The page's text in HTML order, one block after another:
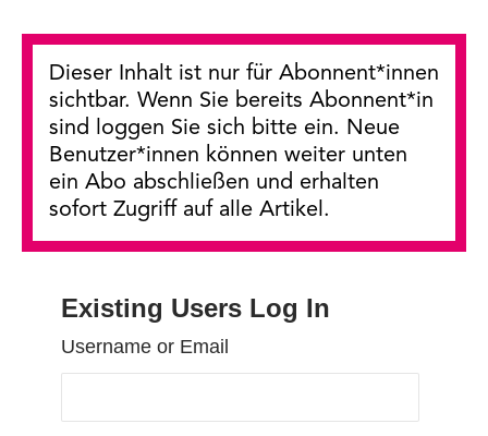
Dieser Inhalt ist nur für Abonnent*innen
sichtbar. Wenn Sie bereits Abonnent*in
sind loggen Sie sich bitte ein. Neue
Benutzer*innen können weiter unten
ein Abo abschließen und erhalten
sofort Zugriff auf alle Artikel.
Existing Users Log In
Username or Email